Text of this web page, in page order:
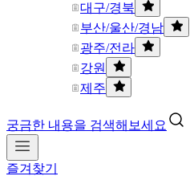
대구/경북
부산/울산/경남
광주/전라
강원
제주
궁금한 내용을 검색해보세요
즐겨찾기